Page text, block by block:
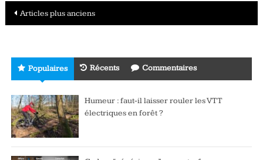
Navigation
des
articles
Articles plus anciens
Populaires Récents Commentaires
Humeur : faut-il laisser rouler les VTT
électriques en forêt ?